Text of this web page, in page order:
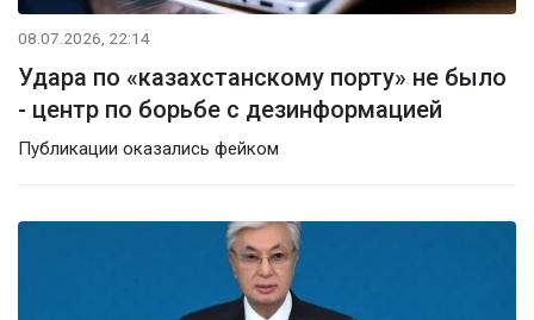
08.07.2026, 22:14
Удара по «казахстанскому порту» не было
- центр по борьбе с дезинформацией
Публикации оказались фейком